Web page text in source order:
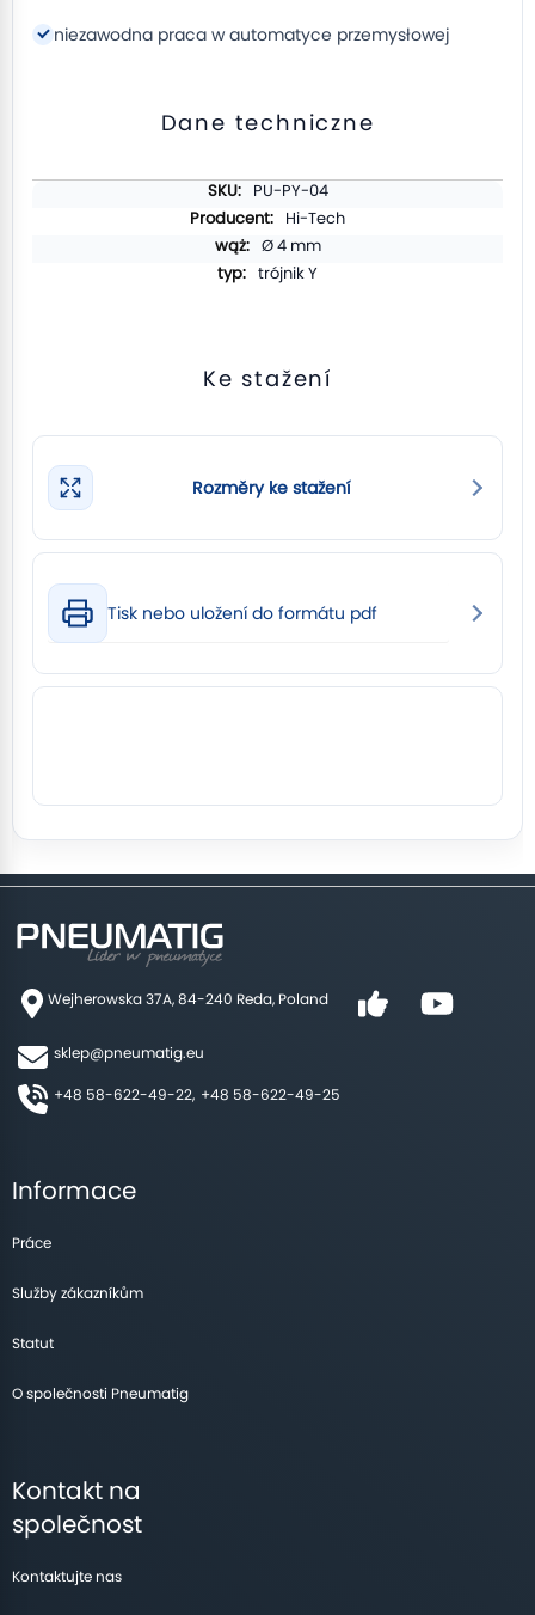
niezawodna praca w automatyce przemysłowej
Dane techniczne
PU-PY-04
Hi-Tech
Ø 4 mm
trójnik Y
Ke stažení
Rozměry ke stažení
Tisk nebo uložení do formátu pdf
Wejherowska 37A, 84-240 Reda, Poland
sklep@pneumatig.eu
+48 58-622-49-22, +48 58-622-49-25
Informace
Práce
Služby zákazníkům
Statut
O společnosti Pneumatig
Kontakt na
společnost
Kontaktujte nas